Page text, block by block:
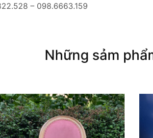
– 098.6663.159
Những sảm